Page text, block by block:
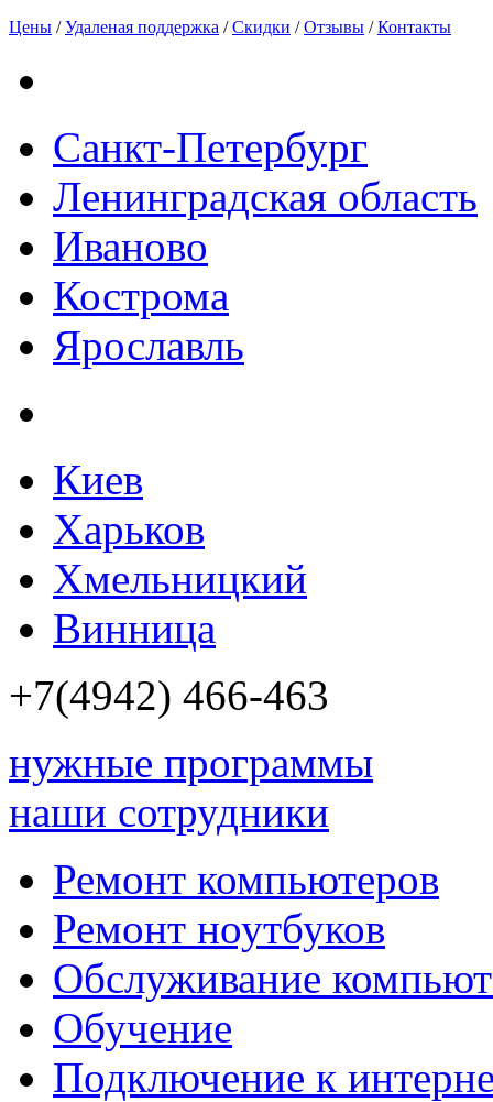
Цены /Удаленая поддержка /Скидки /Отзывы /Контакты
Санкт-Петербург
Ленинградская область
Иваново
Кострома
Ярославль
Киев
Харьков
Хмельницкий
Винница
+7(4942) 466-463
нужные программы
наши сотрудники
Ремонт компьютеров
Ремонт ноутбуков
Обслуживание
Обучение
Подключение к